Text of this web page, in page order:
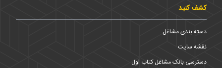
کشف کنید
دسته بندی مشاغل
نقشه سایت
دسترسی بانک مشاغل کتاب اول